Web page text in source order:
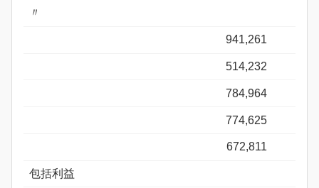
〃
941,261
514,232
784,964
774,625
672,811
包括利益